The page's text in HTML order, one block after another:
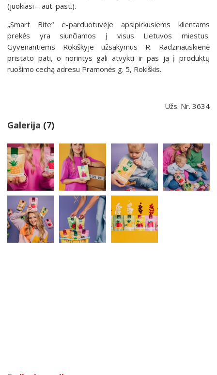
(juokiasi – aut. past.).
„Smart Bite“ e-parduotuvėje apsipirkusiems klientams
prekės yra siunčiamos į visus Lietuvos miestus.
Gyvenantiems Rokiškyje užsakymus R. Radzinauskienė
pristato pati, o norintys gali atvykti ir pas ją į produktų
ruošimo cechą adresu Pramonės g. 5, Rokiškis.
Užs. Nr. 3634
Galerija (7)